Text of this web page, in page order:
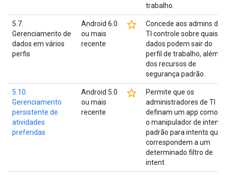
trabalho.
5.7.
Gerenciamento de
dados em vários
perfis
Android 6.0
ou mais
recente
star_border
Concede aos admins de
TI controle sobre quais
dados podem sair do
perfil de trabalho, além
dos recursos de
segurança padrão.
5.10.
Gerenciamento
persistente de
atividades
preferidas
Android 5.0
ou mais
recente
star_border
Permite que os
administradores de TI
definam um app como
o manipulador de intent
padrão para intents que
correspondem a um
determinado filtro de
intent.